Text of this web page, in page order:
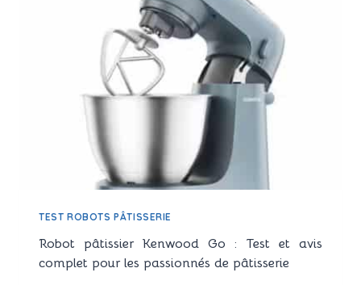
PLUS
:
QUE
VÉRIFIER
AVANT
D’APPELER
TEST ROBOTS PÂTISSERIE
Robot pâtissier Kenwood Go : Test et avis
complet pour les passionnés de pâtisserie